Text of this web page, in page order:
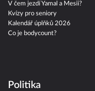
V čem jezdí Yamal a Mesii?
Kvízy pro seniory
Kalendář úplňků 2026
Co je bodycount?
Politika